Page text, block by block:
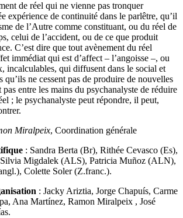
de réel qui ne vienne pas tronquer
expérience de continuité dans le parlêtre, qu’il
de l’Autre comme constituant, ou du réel de
celui de l’accident, ou de ce que produit
C’est dire que tout avènement du réel
immédiat qui est d’affect – l’angoisse –, ou
incalculables, qui diffusent dans le social et
qu’ils ne cessent pas de produire de nouvelles
pas entre les mains du psychanalyste de réduire
; le psychanalyste peut répondre, il peut,
Miralpeix, Coordination générale
: Sandra Berta (Br), Rithée Cevasco (Es),
Migdalek (ALS), Patricia Muñoz (ALN),
Colette Soler (Z.franc.).
: Jacky Ariztia, Jorge Chapuís, Carme
Ana Martínez, Ramon Miralpeix , José